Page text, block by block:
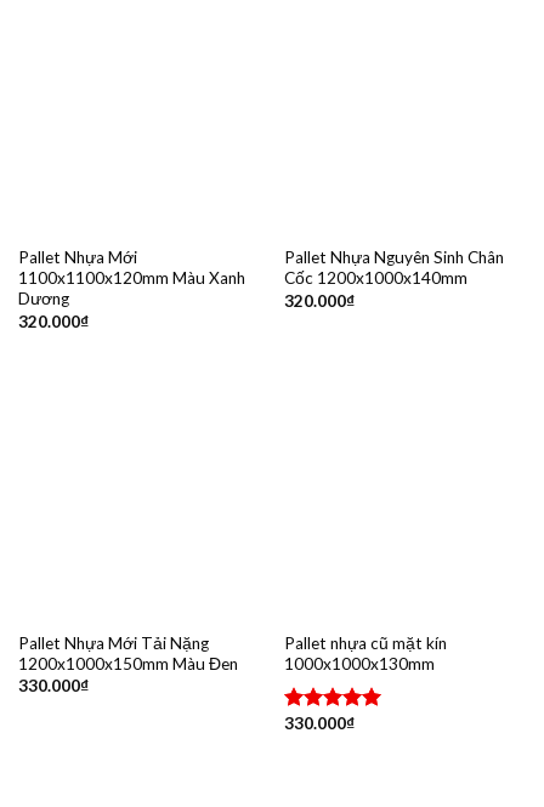
Pallet Nhựa Mới
1100x1100x120mm Màu Xanh
Dương
320.000₫
Pallet Nhựa Nguyên Sinh Chân
Cốc 1200x1000x140mm
320.000₫
Pallet Nhựa Mới Tải Nặng
1200x1000x150mm Màu Đen
330.000₫
Pallet nhựa cũ mặt kín
1000x1000x130mm
Được xếp
330.000₫